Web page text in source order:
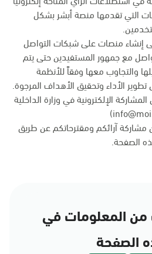
التي تقدمها منصة أبشر بشكل
منصات على شبكات التواصل
مع جمهور المستفيدين حتى يتم
والتجاوب معها وفقاً للأنظمة
الأداء وتحقيق الأهداف المرجوة.
الإلكترونية في وزارة الداخلية
مشاركة آرائكم ومقترحاتكم عن طريق
الصفحة.
المعلومات في
الصفحة